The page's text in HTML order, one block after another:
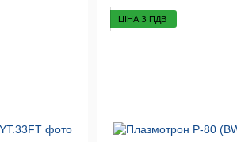
ЦІНА З ПДВ